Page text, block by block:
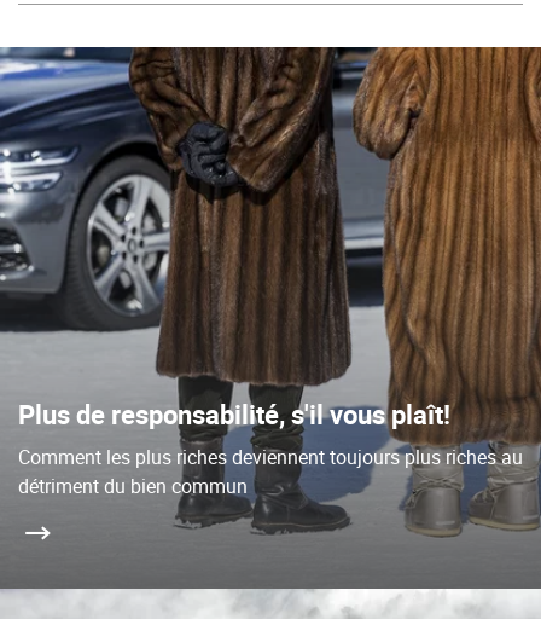
Plus de responsabilité, s'il vous plaît!
Comment les plus riches deviennent toujours plus riches au
détriment du bien commun